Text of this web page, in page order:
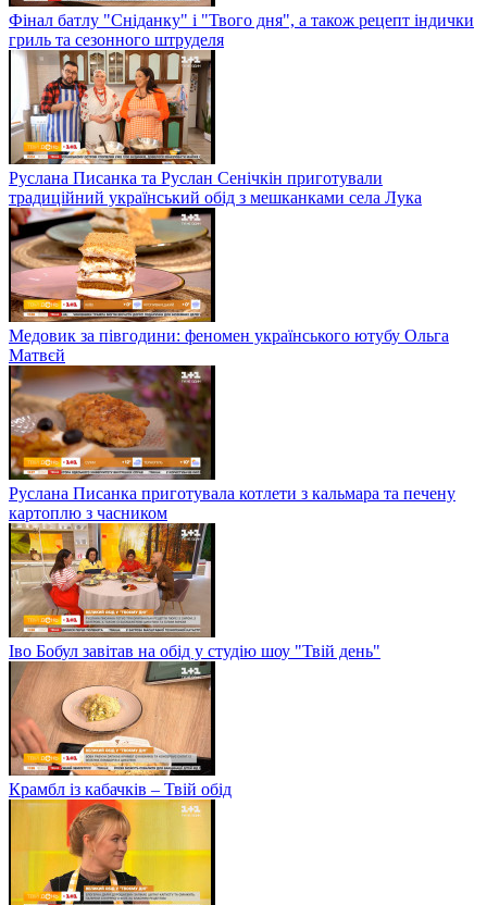
Фінал батлу "Сніданку" і "Твого дня", а також рецепт індички
гриль та сезонного штруделя
Руслана Писанка та Руслан Сенічкін приготували
традиційний український обід з мешканками села Лука
Медовик за півгодини: феномен українського ютубу Ольга
Матвєй
Руслана Писанка приготувала котлети з кальмара та печену
картоплю з часником
Іво Бобул завітав на обід у студію шоу "Твій день"
Крамбл із кабачків – Твій обід